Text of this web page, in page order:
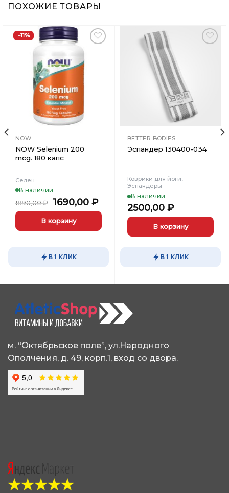
ПОХОЖИЕ ТОВАРЫ
−11%
Добавить
Вишлист
NOW
NOW Selenium 200
mcg. 180 капс
Селен
В наличии
1890,00₽
Первоначальная
цена
составляла
1890,00 ₽.
1690,00 ₽Текущая
цена:
1690,00 ₽.
В корзину
В 1 КЛИК
BETTER BODIES
Эспандер 130400-034
Коврики для йоги,
Эспандеры
В наличии
2500,00 ₽
В корзину
В 1 КЛИК
м. “Октябрьское поле”, ул.Народного
Ополчения, д. 49, корп.1, вход со двора.